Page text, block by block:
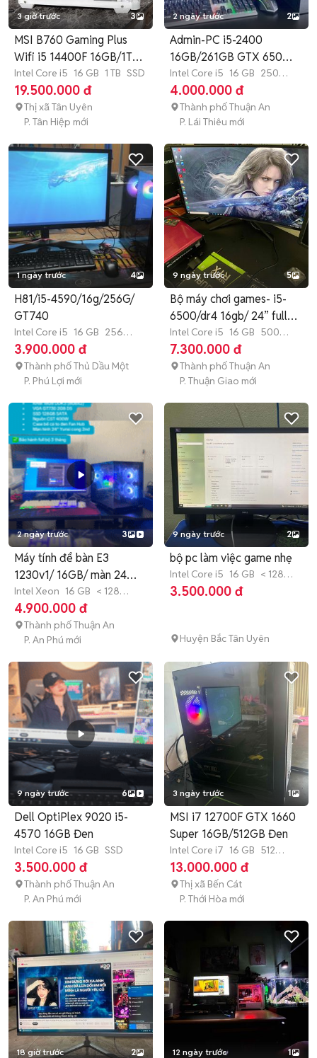
3 giờ trước 3
MSI B760 Gaming Plus
Wifi i5 14400F 16GB/1TB
SSD
Intel Core i5 16 GB 1 TB SSD
19.500.000 đ
Thị xã Tân Uyên
P. Tân Hiệp mới
2 ngày trước 2
Admin-PC i5-2400
16GB/261GB GTX 650
Đen
Intel Core i5 16 GB 250
GB SSD
4.000.000 đ
Thành phố Thuận An
P. Lái Thiêu mới
1 ngày trước 4
H81/i5-4590/16g/256G/
GT740
Intel Core i5 16 GB 256
GB SSD
3.900.000 đ
Thành phố Thủ Dầu Một
P. Phú Lợi mới
9 ngày trước 5
Bộ máy chơi games- i5-
6500/dr4 16gb/ 24” full
new.
Intel Core i5 16 GB 500
GB SSD
7.300.000 đ
Thành phố Thuận An
P. Thuận Giao mới
2 ngày trước 3
Máy tính để bàn E3
1230v1/ 16GB/ màn 24
inch cong
Intel Xeon 16 GB < 128
GB SSD
4.900.000 đ
Thành phố Thuận An
P. An Phú mới
9 ngày trước 2
bộ pc làm việc game nhẹ
Intel Core i5 16 GB < 128
GB SSD
3.500.000 đ
Huyện Bắc Tân Uyên
9 ngày trước 6
Dell OptiPlex 9020 i5-
4570 16GB Đen
Intel Core i5 16 GB SSD
3.500.000 đ
Thành phố Thuận An
P. An Phú mới
3 ngày trước 1
MSI i7 12700F GTX 1660
Super 16GB/512GB Đen
Intel Core i7 16 GB 512
GB SSD
13.000.000 đ
Thị xã Bến Cát
P. Thới Hòa mới
18 giờ trước 2 12 ngày trước 1